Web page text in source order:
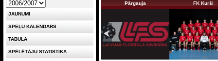
Pārgauja FK Kurši
JAUNUMI
SPĒĻU KALENDĀRS
TABULA
SPĒLĒTĀJU STATISTIKA